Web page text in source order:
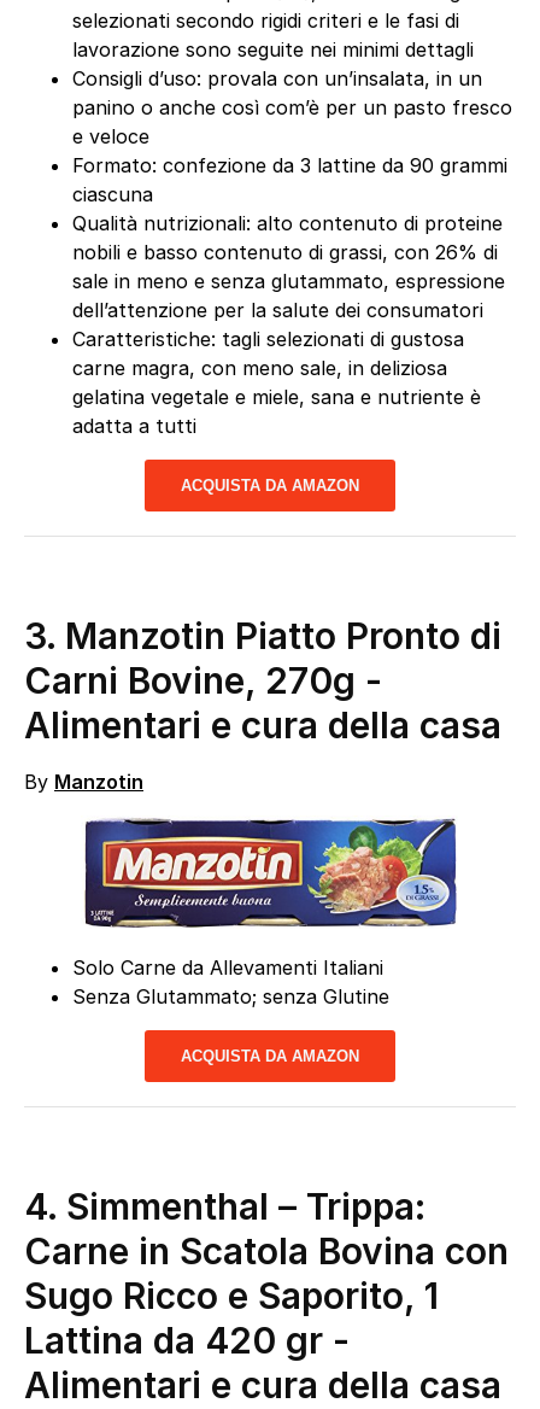
selezionati secondo rigidi criteri e le fasi di
lavorazione sono seguite nei minimi dettagli
Consigli d’uso: provala con un’insalata, in un
panino o anche così com’è per un pasto fresco
e veloce
Formato: confezione da 3 lattine da 90 grammi
ciascuna
Qualità nutrizionali: alto contenuto di proteine
nobili e basso contenuto di grassi, con 26% di
sale in meno e senza glutammato, espressione
dell’attenzione per la salute dei consumatori
Caratteristiche: tagli selezionati di gustosa
carne magra, con meno sale, in deliziosa
gelatina vegetale e miele, sana e nutriente è
adatta a tutti
ACQUISTA DA AMAZON
3. Manzotin Piatto Pronto di
Carni Bovine, 270g -
Alimentari e cura della casa
By Manzotin
Solo Carne da Allevamenti Italiani
Senza Glutammato; senza Glutine
ACQUISTA DA AMAZON
4. Simmenthal – Trippa:
Carne in Scatola Bovina con
Sugo Ricco e Saporito, 1
Lattina da 420 gr -
Alimentari e cura della casa